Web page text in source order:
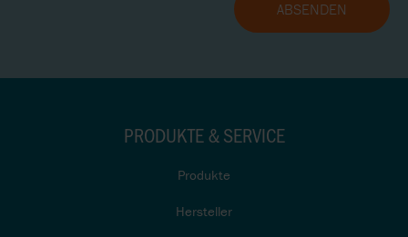
PRODUKTE & SERVICE
Produkte
Hersteller